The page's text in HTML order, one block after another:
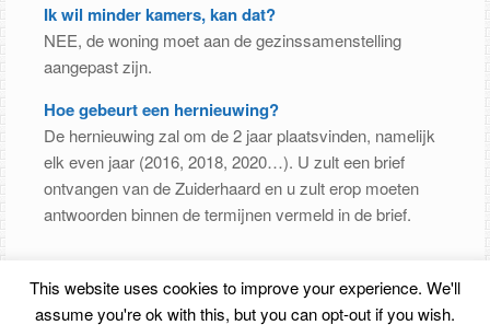
Ik wil minder kamers, kan dat?
NEE, de woning moet aan de gezinssamenstelling
aangepast zijn.
Hoe gebeurt een hernieuwing?
De hernieuwing zal om de 2 jaar plaatsvinden, namelijk
elk even jaar (2016, 2018, 2020…). U zult een brief
ontvangen van de Zuiderhaard en u zult erop moeten
antwoorden binnen de termijnen vermeld in de brief.
© Zuiderhaard
Disclaimer–Privacy– Cookies
This website uses cookies to improve your experience. We'll
assume you're ok with this, but you can opt-out if you wish.